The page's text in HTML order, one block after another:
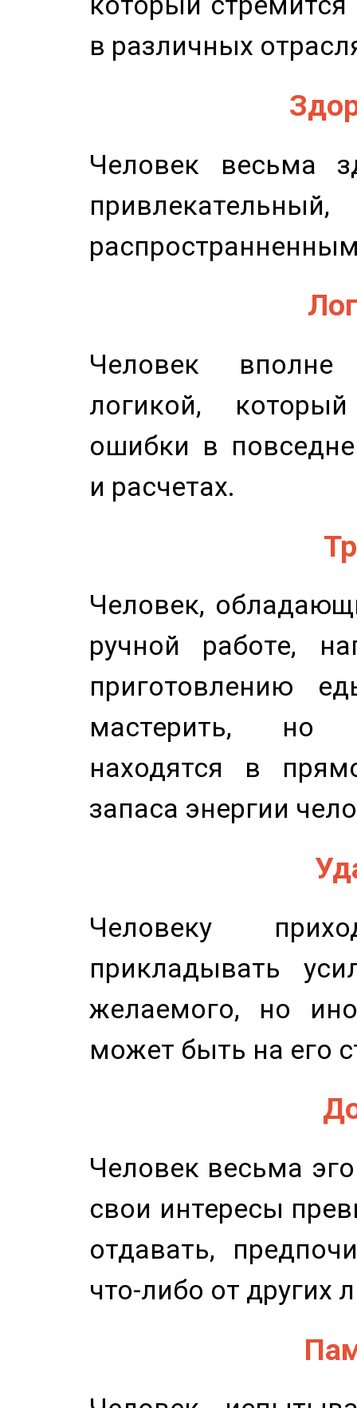
в различных
Человек весьма
Человек
логикой,
ошибки в
и расчетах.
Человек,
ручной работе,
приготовлению
мастерить, но
находятся в
запаса энергии
Человеку
прикладывать
желаемого, но
может быть на его
Человек весьма
свои интересы
отдавать,
что-либо от других